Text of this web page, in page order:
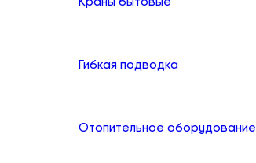
Гибкая подводка
Отопительное оборудование